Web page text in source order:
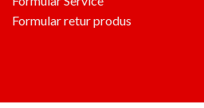
Formular retur produs